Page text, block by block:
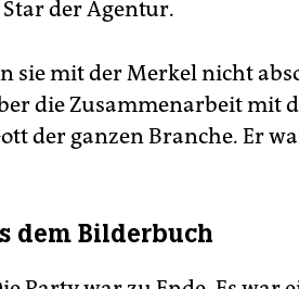
der Agentur.
sie mit der Merkel nicht
die Zusammenarbeit mit
der ganzen Branche. Er
dem Bilderbuch